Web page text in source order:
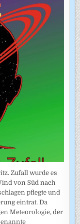
Zufall wurde es
von Süd nach
pflegte und
eintrat. Da
Meteorologie, der